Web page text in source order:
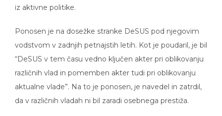
iz aktivne politike.
Ponosen je na dosežke stranke DeSUS pod njegovim
vodstvom v zadnjih petnajstih letih. Kot je poudaril, je bil
“DeSUS v tem času vedno ključen akter pri oblikovanju
različnih vlad in pomemben akter tudi pri oblikovanju
aktualne vlade”. Na to je ponosen, je navedel in zatrdil,
da v različnih vladah ni bil zaradi osebnega prestiža.